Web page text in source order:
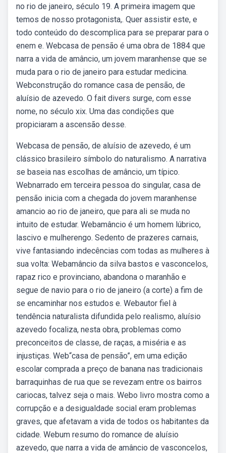
no rio de janeiro, século 19. A primeira imagem que
temos de nosso protagonista,. Quer assistir este, e
todo conteúdo do descomplica para se preparar para o
enem e. Webcasa de pensão é uma obra de 1884 que
narra a vida de amâncio, um jovem maranhense que se
muda para o rio de janeiro para estudar medicina.
Webconstrução do romance casa de pensão, de
aluísio de azevedo. O fait divers surge, com esse
nome, no século xix. Uma das condições que
propiciaram a ascensão desse.
Webcasa de pensão, de aluísio de azevedo, é um
clássico brasileiro símbolo do naturalismo. A narrativa
se baseia nas escolhas de amâncio, um típico.
Webnarrado em terceira pessoa do singular, casa de
pensão inicia com a chegada do jovem maranhense
amancio ao rio de janeiro, que para ali se muda no
intuito de estudar. Webamâncio é um homem lúbrico,
lascivo e mulherengo. Sedento de prazeres carnais,
vive fantasiando indecências com todas as mulheres à
sua volta: Webamâncio da silva bastos e vasconcelos,
rapaz rico e provinciano, abandona o maranhão e
segue de navio para o rio de janeiro (a corte) a fim de
se encaminhar nos estudos e. Webautor fiel à
tendência naturalista difundida pelo realismo, aluísio
azevedo focaliza, nesta obra, problemas como
preconceitos de classe, de raças, a miséria e as
injustiças. Web“casa de pensão”, em uma edição
escolar comprada a preço de banana nas tradicionais
barraquinhas de rua que se revezam entre os bairros
cariocas, talvez seja o mais. Webo livro mostra como a
corrupção e a desigualdade social eram problemas
graves, que afetavam a vida de todos os habitantes da
cidade. Webum resumo do romance de aluísio
azevedo, que narra a vida de amâncio de vasconcelos,